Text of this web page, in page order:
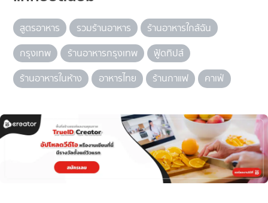
สูตรอาหาร รวมร้านอาหาร
ร้านอาหารใกล้ฉัน
กรุงเทพ
ร้านอาหารกรุงเทพ
ฟู้ดทิปส์
ร้านอาหารในห้าง
อาหารไทย ร้านกาแฟ คาเฟ่